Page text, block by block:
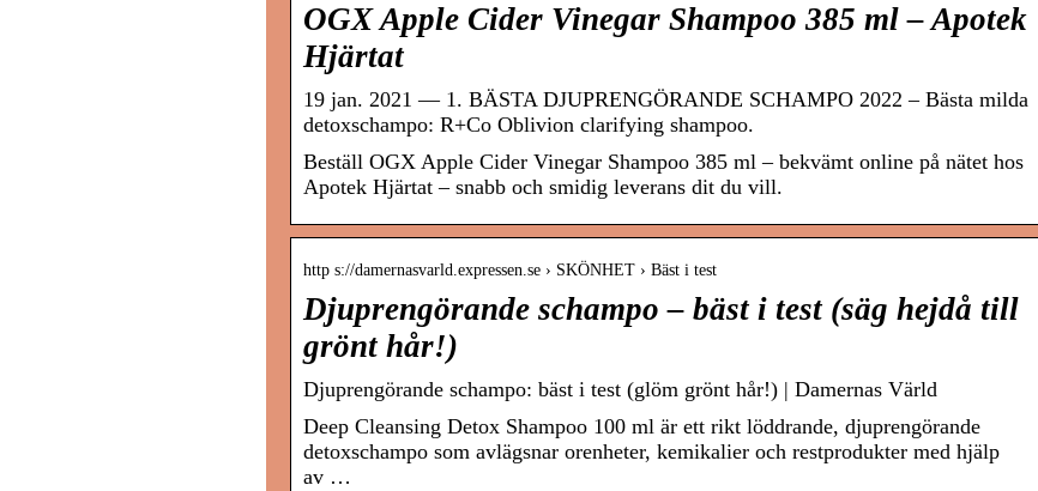
OGX Apple Cider Vinegar Shampoo 385 ml – Apotek
Hjärtat
19 jan. 2021 — 1. BÄSTA DJUPRENGÖRANDE SCHAMPO 2022 – Bästa milda
detoxschampo: R+Co Oblivion clarifying shampoo.
Beställ OGX Apple Cider Vinegar Shampoo 385 ml – bekvämt online på nätet hos
Apotek Hjärtat – snabb och smidig leverans dit du vill.
http s://damernasvarld.expressen.se › SKÖNHET › Bäst i test
Djuprengörande schampo – bäst i test (säg hejdå till
grönt hår!)
Djuprengörande schampo: bäst i test (glöm grönt hår!) | Damernas Värld
Deep Cleansing Detox Shampoo 100 ml är ett rikt löddrande, djuprengörande
detoxschampo som avlägsnar orenheter, kemikalier och restprodukter med hjälp
av …